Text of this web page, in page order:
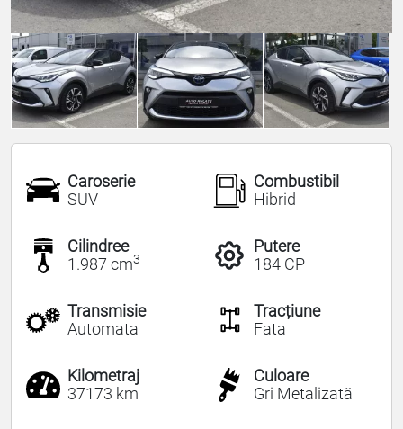
Caroserie
SUV
Combustibil
Hibrid
Cilindree
1.987 cm3
Putere
184 CP
Transmisie
Automata
Tracțiune
Fata
Kilometraj
37173 km
Culoare
Gri Metalizată